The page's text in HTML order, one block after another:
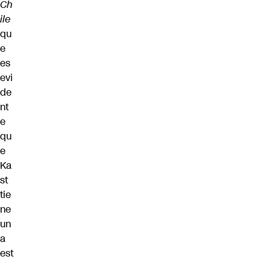
Ch
ile
qu
e
es
evi
de
nt
e
qu
e
Ka
st
tie
ne
un
a
est